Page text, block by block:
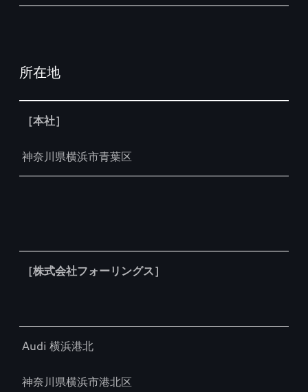
所在地
［本社］
神奈川県横浜市青葉区
［株式会社フォーリングス］
Audi 横浜港北
神奈川県横浜市港北区